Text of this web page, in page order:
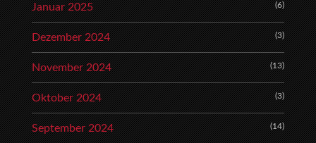
Januar 2025 (6)
Dezember 2024 (3)
November 2024 (13)
Oktober 2024 (3)
September 2024 (14)